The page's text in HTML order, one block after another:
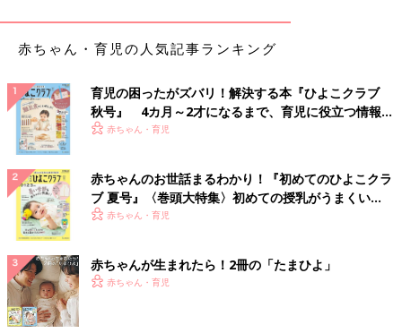
出典：Instagramアカウント「mki7055」
食べ物のせてるさんが購入したのは「imuraya モンブランアイ
ス」。ケーキの中で一番モンブランが好きだそうですが、このモ
ンブランアイスも期待以上のおいしさだったそうですよ。アイス
赤ちゃん・育児の人気記事ランキング
育児の困ったがズバリ！解決する本『ひよこクラブ
秋号』 4カ月～2才になるまで、育児に役立つ情報が
いっぱい！
赤ちゃん・育児
赤ちゃんのお世話まるわかり！『初めてのひよこクラ
ブ 夏号』〈巻頭大特集〉初めての授乳がうまくい
く！ おっぱい・ミルクの基本と夏のトラブル 解決テ
赤ちゃん・育児
赤ちゃんが生まれたら！2冊の「たまひよ」
赤ちゃん・育児